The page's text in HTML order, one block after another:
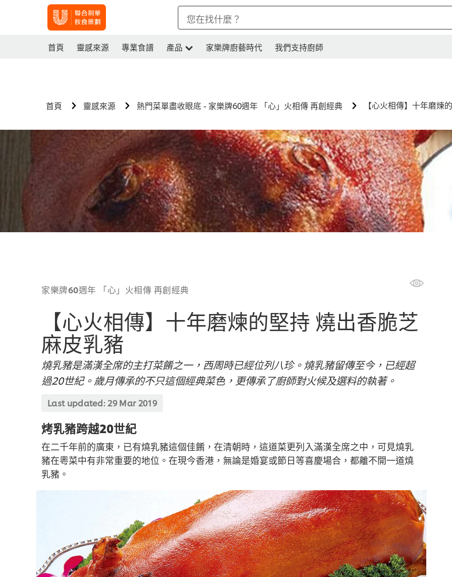
您在找什麼？
首頁 靈感來源 專業食譜 產品 家樂牌廚藝時代 我們支持廚師
首頁 靈感來源 熱門菜單盡收眼底 - 家樂牌60週年 「心」火相傳 再創經典 【心火相傳】十年磨煉
家樂牌60週年 「心」火相傳 再創經典
【心火相傳】十年磨煉的堅持 燒出香脆芝
麻皮乳豬
燒乳豬是滿漢全席的主打菜餚之一，西周時已經位列八珍。燒乳豬留傳至今，已經超
過20世紀。歲月傳承的不只這個經典菜色，更傳承了廚師對火候及選料的執著。
Last updated: 29 Mar 2019
烤乳豬跨越20世紀
在二千年前的廣東，已有燒乳豬這個佳餚，在清朝時，這道菜更列入滿漢全席之中，可見燒乳
豬在粵菜中有非常重要的地位。在現今香港，無論是婚宴或節日等喜慶場合，都離不開一道燒
乳豬。